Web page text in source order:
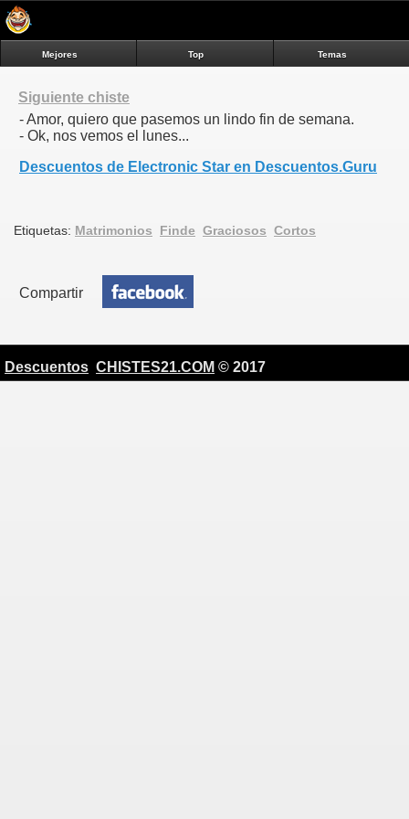
Mejores Top Temas
Siguiente chiste
- Amor, quiero que pasemos un lindo fin de semana.
- Ok, nos vemos el lunes...
Descuentos de Electronic Star en Descuentos.Guru
Etiquetas: Matrimonios Finde Graciosos Cortos
Compartir
Descuentos CHISTES21.COM © 2017